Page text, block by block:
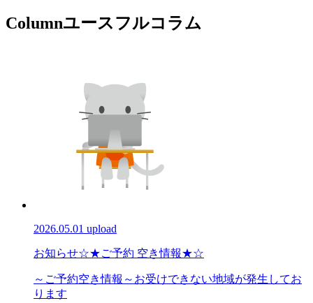
Columnユースフルコラム
2026.05.01 upload
お知らせ☆★ご予約 空き情報★☆
～ご予約空き情報～お受けできない地域が発生してお
ります